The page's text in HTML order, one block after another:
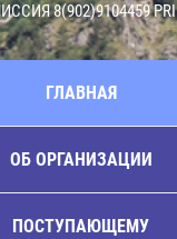
8(902)9104459
ГЛАВНАЯ
ОБ ОРГАНИЗАЦИИ
ПОСТУПАЮЩЕМУ